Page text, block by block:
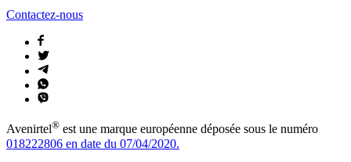
Contactez-nous
Avenirtel® est une marque européenne déposée sous le numéro
018222806 en date du 07/04/2020.